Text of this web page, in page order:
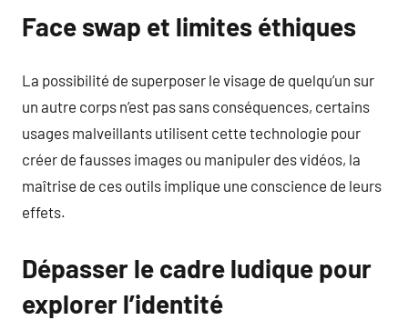
Face swap et limites éthiques
La possibilité de superposer le visage de quelqu’un sur
un autre corps n’est pas sans conséquences, certains
usages malveillants utilisent cette technologie pour
créer de fausses images ou manipuler des vidéos, la
maîtrise de ces outils implique une conscience de leurs
effets.
Dépasser le cadre ludique pour
explorer l’identité